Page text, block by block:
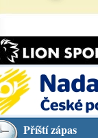
Příští zápas